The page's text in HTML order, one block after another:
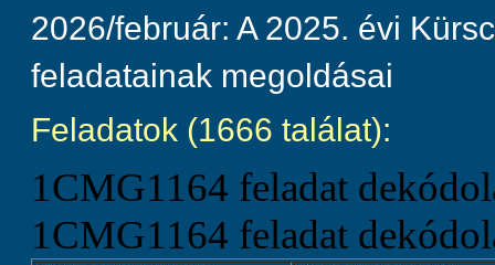
2026/február: A 2025. évi
feladatainak megoldásai
Feladatok (1666 találat):
1CMG1164 feladat
1CMG1164 feladat